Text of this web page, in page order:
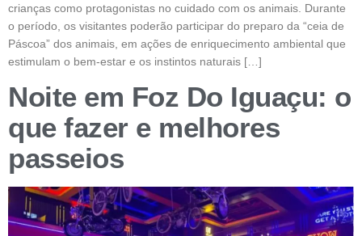
crianças como protagonistas no cuidado com os animais. Durante
o período, os visitantes poderão participar do preparo da “ceia de
Páscoa” dos animais, em ações de enriquecimento ambiental que
estimulam o bem-estar e os instintos naturais […]
Noite em Foz Do Iguaçu: o
que fazer e melhores
passeios